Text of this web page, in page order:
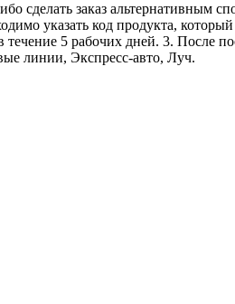
сделать заказ альтернативным
указать код продукта,
5 рабочих дней. 3. После
линии, Экспресс-авто, Луч.